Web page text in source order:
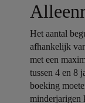
Het aantal
afhankelijk
met een
tussen 4 en 8
boeking
minderjarigen